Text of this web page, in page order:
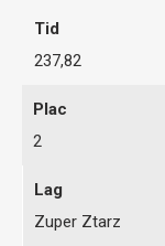
237,82
2
Zuper Ztarz